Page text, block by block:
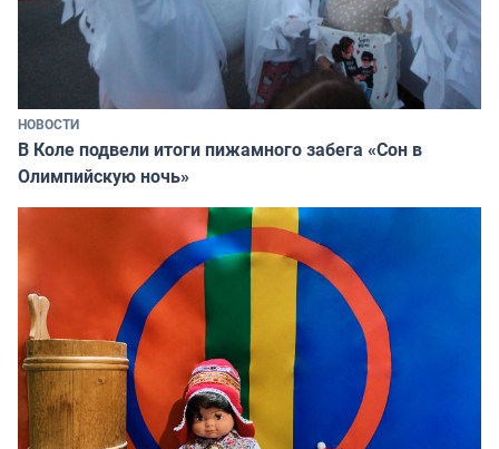
НОВОСТИ
В Коле подвели итоги пижамного забега «Сон в
Олимпийскую ночь»